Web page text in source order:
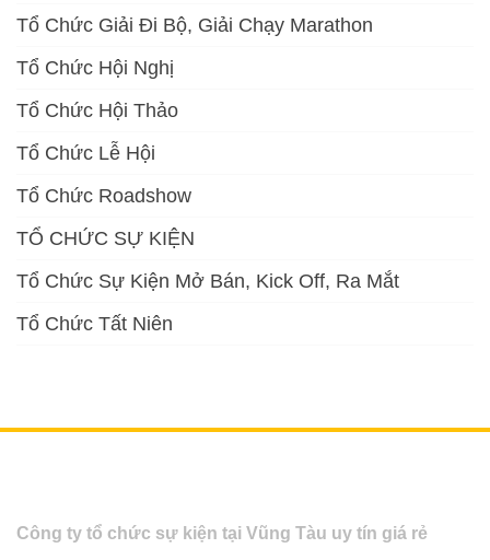
Tổ Chức Giải Đi Bộ, Giải Chạy Marathon
Tổ Chức Hội Nghị
Tổ Chức Hội Thảo
Tổ Chức Lễ Hội
Tổ Chức Roadshow
TỔ CHỨC SỰ KIỆN
Tổ Chức Sự Kiện Mở Bán, Kick Off, Ra Mắt
Tổ Chức Tất Niên
Công ty tổ chức sự kiện tại Vũng Tàu uy tín giá rẻ